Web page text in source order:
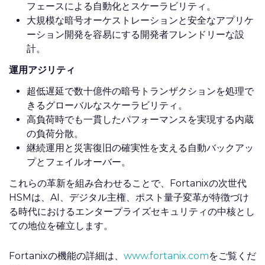
フェースによる自動化とスケーラビリティ。
大規模な暗号オーケストレーションと安全なアプリケ
ーション開発を容易にする開発者フレンドリーな設
計。
運用アジリティ
超低遅延で数十億件の暗号トランザクションを処理で
きるグローバルなスケーラビリティ。
高負荷時でも一貫したパフォーマンスを実現する内蔵
の負荷分散。
継続運用と災害復旧の確実性を支える自動バックアッ
プとフェイルオーバー。
これらの革新を組み合わせることで、Fortanixの次世代
HSMは、AI、デジタル主権、ポスト量子変革が特徴づけ
る時代におけるエンタープライズセキュリティの中核とし
ての地位を確立します。
Fortanixの機能の詳細は、 www.fortanix.comをご覧くだ